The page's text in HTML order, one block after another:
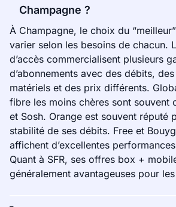
Champagne ?
À Champagne, le choix du
varier selon les besoins de chacun.
d’accès commercialisent plusieurs
d’abonnements avec des débits,
matériels et des prix différents.
fibre les moins chères sont souvent
et Sosh. Orange est souvent réputé
stabilité de ses débits. Free et
affichent d’excellentes
Quant à SFR, ses offres box +
généralement avantageuses pour